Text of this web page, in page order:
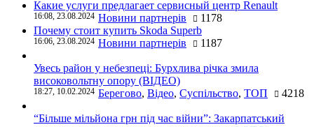
Какие услуги предлагает сервисный центр Renault
16:08, 23.08.2024 Новини партнерів
1178
Почему стоит купить Skoda Superb
16:06, 23.08.2024 Новини партнерів 1187
Увесь район у небезпеці: Бурхлива річка змила
високовольтну опору (ВІДЕО)
18:27, 10.02.2024 Берегово, Відео, Суспільство, ТОП 4218
“Більше мільйона грн під час війни”: Закарпатський